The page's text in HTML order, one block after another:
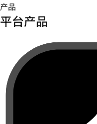
产品
平台产品